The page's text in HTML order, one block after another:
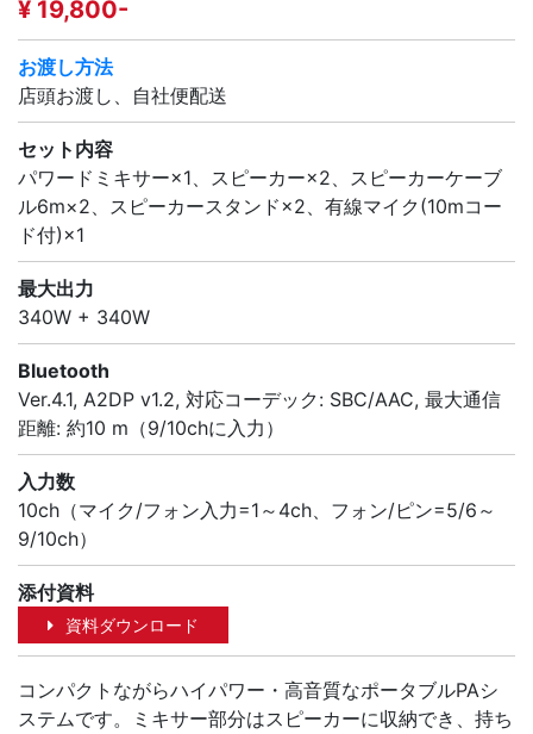
¥ 19,800-
お渡し方法
店頭お渡し、自社便配送
セット内容
パワードミキサー×1、スピーカー×2、スピーカーケーブ
ル6m×2、スピーカースタンド×2、有線マイク(10mコー
ド付)×1
最大出力
340W + 340W
Bluetooth
Ver.4.1, A2DP v1.2, 対応コーデック: SBC/AAC, 最大通信
距離: 約10 m（9/10chに入力）
入力数
10ch（マイク/フォン入力=1～4ch、フォン/ピン=5/6～
9/10ch）
添付資料
資料ダウンロード
コンパクトながらハイパワー・高音質なポータブルPAシ
ステムです。ミキサー部分はスピーカーに収納でき、持ち